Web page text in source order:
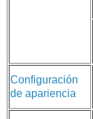
Configuración
de apariencia